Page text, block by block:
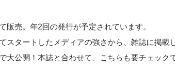
販売。年2回の発行が予定されています。
スタートしたメディアの強さから、雑誌に掲載
大公開！本誌と合わせて、こちらも要チェック